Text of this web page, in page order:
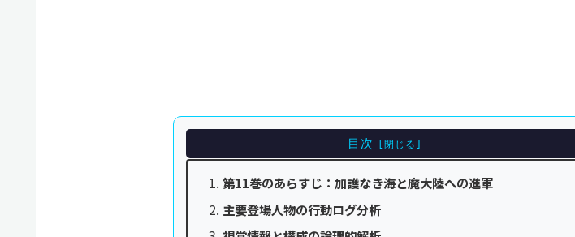
目次
第11巻のあらすじ：加護なき海と魔大陸への進軍
主要登場人物の行動ログ分析